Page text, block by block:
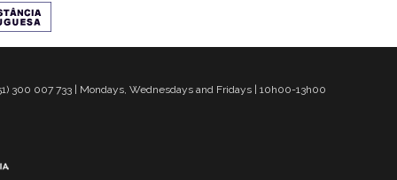
300 007 733 | Mondays, Wednesdays and Fridays | 10h00-13h00